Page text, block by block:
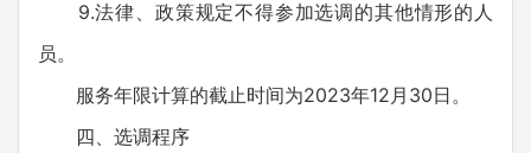
9.法律、政策规定不得参加选调的其他情形的人
员。
服务年限计算的截止时间为2023年12月30日。
四、选调程序